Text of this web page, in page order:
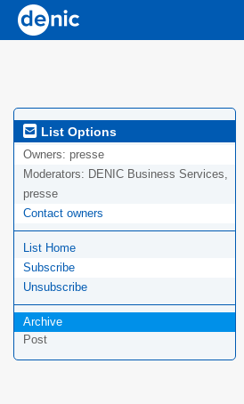
List Options
Owners: presse
Moderators: DENIC Business Services,
presse
Contact owners
List Home
Subscribe
Unsubscribe
Archive
Post